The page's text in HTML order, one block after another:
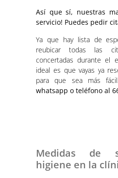
Así que sí, nuestras
servicio! Puedes pedir
Ya que hay lista de
reubicar todas las
concertadas durante el
ideal es que vayas ya
para que sea más
whatsapp o teléfono al
Medidas de
higiene en la